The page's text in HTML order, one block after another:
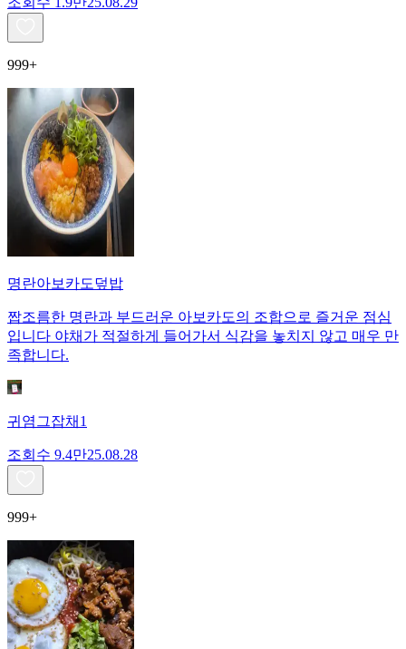
999+
명란아보카도덮밥
짭조름한 명란과 부드러운 아보카도의 조합으로 즐거운 점심
입니다 야채가 적절하게 들어가서 식감을 놓치지 않고 매우 만
족합니다.
귀염그잡채1
조회수 9.4만25.08.28
999+